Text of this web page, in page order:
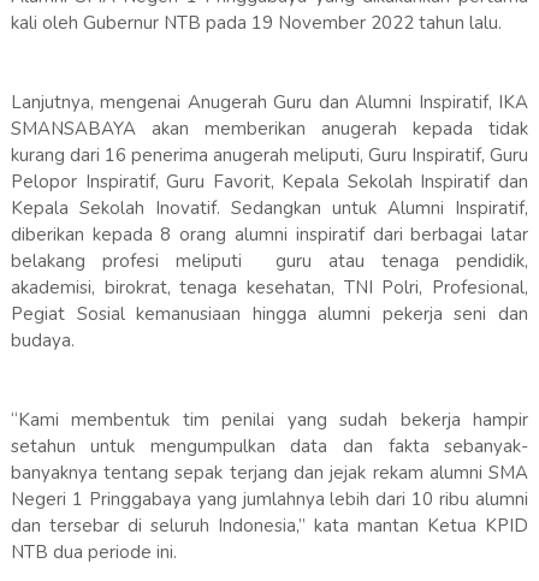
kali oleh Gubernur NTB pada 19 November 2022 tahun lalu.
Lanjutnya, mengenai Anugerah Guru dan Alumni Inspiratif, IKA
SMANSABAYA akan memberikan anugerah kepada tidak
kurang dari 16 penerima anugerah meliputi, Guru Inspiratif, Guru
Pelopor Inspiratif, Guru Favorit, Kepala Sekolah Inspiratif dan
Kepala Sekolah Inovatif. Sedangkan untuk Alumni Inspiratif,
diberikan kepada 8 orang alumni inspiratif dari berbagai latar
belakang profesi meliputi guru atau tenaga pendidik,
akademisi, birokrat, tenaga kesehatan, TNI Polri, Profesional,
Pegiat Sosial kemanusiaan hingga alumni pekerja seni dan
budaya.
“Kami membentuk tim penilai yang sudah bekerja hampir
setahun untuk mengumpulkan data dan fakta sebanyak-
banyaknya tentang sepak terjang dan jejak rekam alumni SMA
Negeri 1 Pringgabaya yang jumlahnya lebih dari 10 ribu alumni
dan tersebar di seluruh Indonesia,” kata mantan Ketua KPID
NTB dua periode ini.